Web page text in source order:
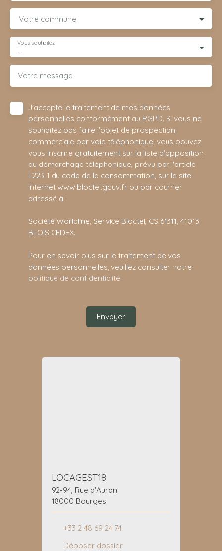
Votre commune
-
Vous souhaitez
Votre message
J'accepte le traitement de mes données
personnelles conformément au RGPD. Si vous ne
souhaitez pas faire l'objet de prospection
commerciale par voie téléphonique, vous pouvez
vous inscrire gratuitement sur la liste d'opposition
au démarchage téléphonique, prévu par l'article
L223-1 du code de la consommation, sur le site
Internet www.bloctel.gouv.fr ou par courrier
adressé à :
Société Worldline, Service Bloctel, CS 61311, 41013
BLOIS CEDEX.
Pour en savoir plus sur le traitement de vos
données personnelles, veuillez consulter notre
politique de confidentialité.
Envoyer
LOCAGEST18
92-94, Rue d'Auron
18000 Bourges
+33 2 48 69 24 74
Déposer dossier